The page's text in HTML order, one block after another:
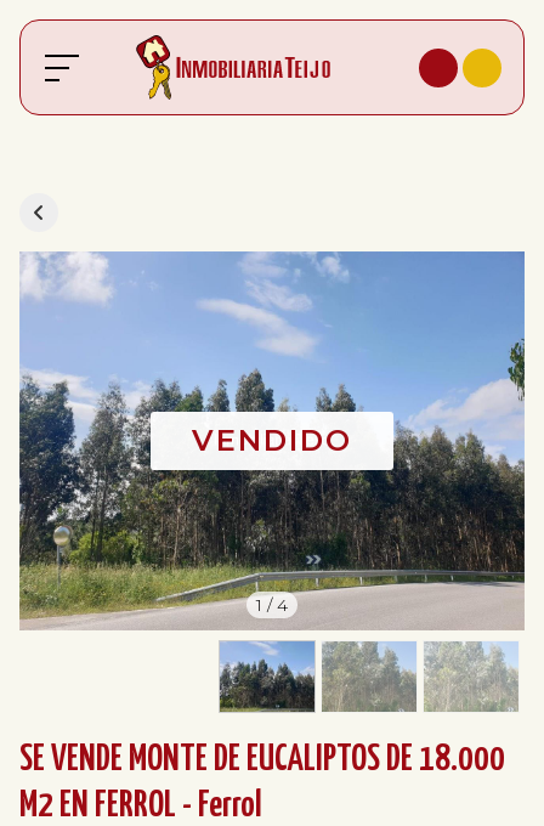
1 /4
SE VENDE MONTE DE EUCALIPTOS DE 18.000
M2 EN FERROL - Ferrol